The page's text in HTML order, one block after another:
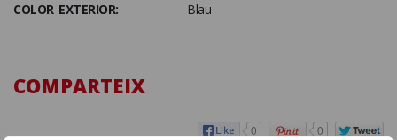
COLOR EXTERIOR: Blau
COMPARTEIX
0 0